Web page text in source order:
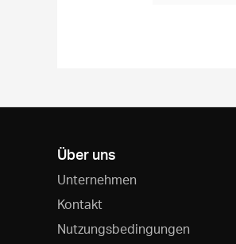
Über uns
Unternehmen
Kontakt
Nutzungsbedingungen